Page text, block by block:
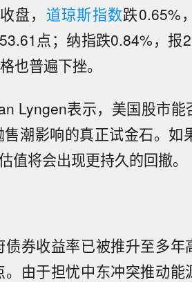
盘， 道琼斯指数跌0.65%
点；纳指跌0.84%，报
也普遍下挫。
Lyngen表示，美国股市能
潮影响的真正试金石。如
值将会出现更持久的回撤。
券收益率已被推升至多年
由于担忧中东冲突推动能